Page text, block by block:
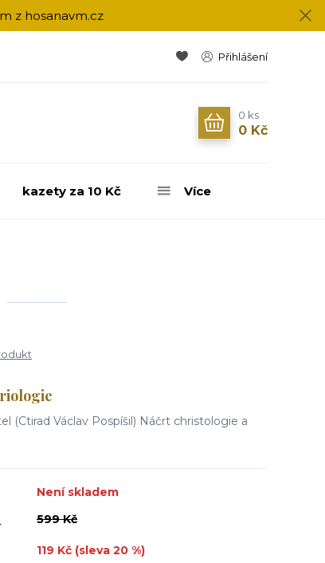
z hosanavm.cz
Přihlášení
0 ks
0 Kč
kazety za 10 Kč Více
(Ctirad Václav Pospíšil) Náčrt christologie a
Není skladem
599 Kč
119 Kč (sleva 20 %)